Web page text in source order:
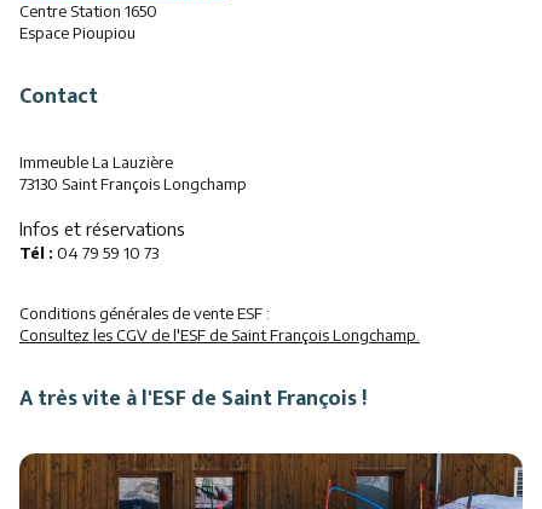
Centre Station 1650
Espace Pioupiou
Contact
Immeuble La Lauzière
73130 Saint François Longchamp
Infos et réservations
Tél : 04 79 59 10 73
Conditions générales de vente ESF :
Consultez les CGV de l'ESF de Saint François Longchamp.
A très vite à l'ESF de Saint François !